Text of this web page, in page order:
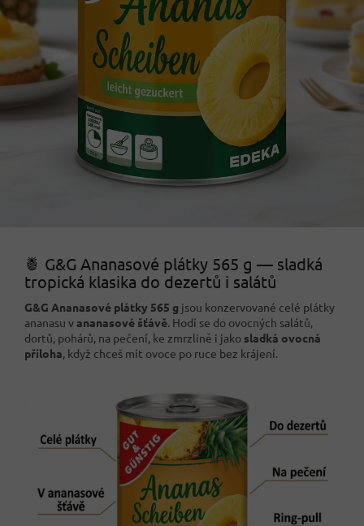
🍍 G&G Ananasové plátky 565 g — sladká
tropická klasika do dezertů i salátů
G&G Ananasové plátky 565 g jsou konzervované celé plátky
ananasu vananasové šťávě. Hodí se do ovocných salátů,
dortů, pohárů, na pečení, ke zmrzlině i jako sladká ovocná
příloha, když chceš mít ovoce po ruce bez krájení.